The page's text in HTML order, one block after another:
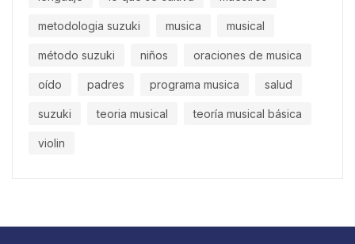
metodologia suzuki musica musical
método suzuki niños oraciones de musica
oído padres programa musica salud
suzuki teoria musical teoría musical básica
violin